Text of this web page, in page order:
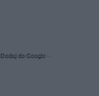
Dodaj do Google